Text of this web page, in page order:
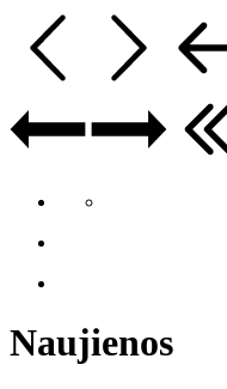
Naujienos